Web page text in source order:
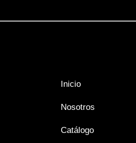
Inicio
Nosotros
Catálogo